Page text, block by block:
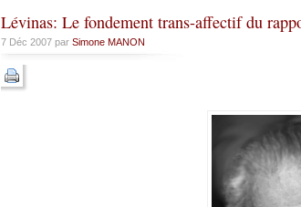
Lévinas: Le fondement trans-affectif du
7 Déc 2007 par Simone MANON